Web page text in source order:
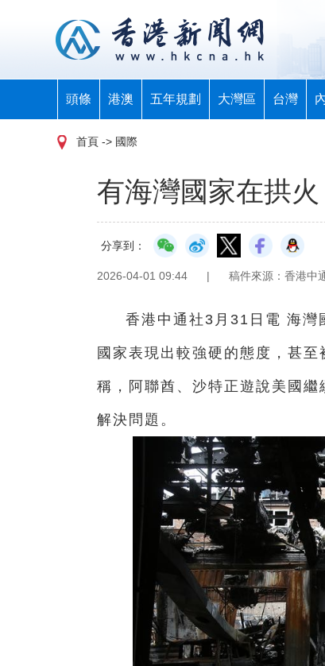
頭條 港澳 五年規劃 大灣區 台灣
首頁 -> 國際
有海灣國家在拱
分享到：
2026-04-01 09:44 | 稿件來源：香港中
香港中通社3月31日電 海灣
國家表現出較強硬的態度，甚
稱，阿聯酋、沙特正遊說美國
解決問題。